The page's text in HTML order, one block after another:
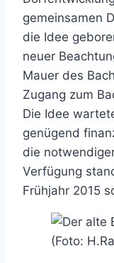
gemeinsamen
die Idee
neuer
Mauer des
Zugang zum
Die Idee
genügend
die
Verfügung
Frühjahr 2015